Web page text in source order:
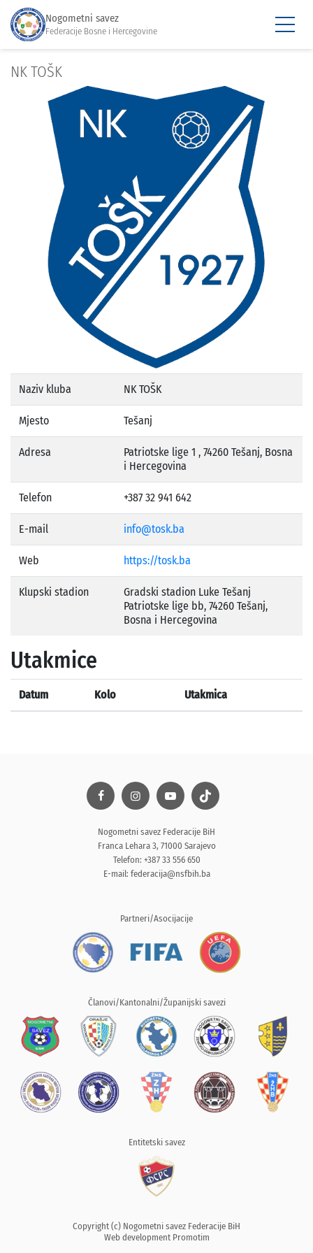
Nogometni savez
Federacije Bosne i Hercegovine
NK TOŠK
Naziv kluba NK TOŠK
Mjesto Tešanj
Adresa
Patriotske lige 1 , 74260 Tešanj, Bosna
i Hercegovina
Telefon +387 32 941 642
E-mail info@tosk.ba
Web https://tosk.ba
Klupski stadion
Gradski stadion Luke Tešanj
Patriotske lige bb, 74260 Tešanj,
Bosna i Hercegovina
Utakmice
Datum Kolo Utakmica
Nogometni savez Federacije BiH
Franca Lehara 3, 71000 Sarajevo
Telefon: +387 33 556 650
E-mail: federacija@nsfbih.ba
Partneri/Asocijacije
Članovi/Kantonalni/Županijski savezi
Entitetski savez
Copyright (c) Nogometni savez Federacije BiH
Web development Promotim